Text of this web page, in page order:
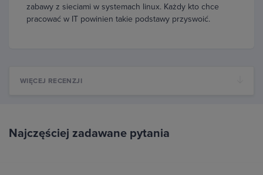
zabawy z sieciami w systemach linux. Każdy kto chce
pracować w IT powinien takie podstawy przyswoić.
WIĘCEJ RECENZJI
Najczęściej zadawane pytania